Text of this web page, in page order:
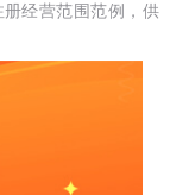
经营范围范例，供